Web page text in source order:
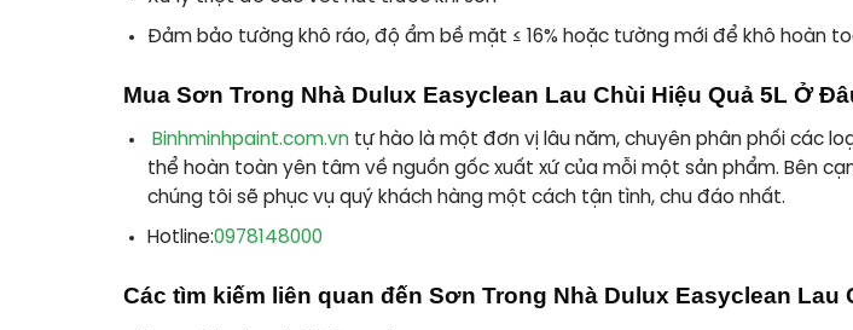
Đảm bảo tường khô ráo, độ ẩm bề mặt ≤ 16% hoặc tường mới để khô hoàn
Mua Sơn Trong Nhà Dulux Easyclean Lau Chùi Hiệu Quả 5L Ở
Binhminhpaint.com.vn tự hào là một đơn vị lâu năm, chuyên phân phối các
thể hoàn toàn yên tâm về nguồn gốc xuất xứ của mỗi một sản phẩm. Bên
chúng tôi sẽ phục vụ quý khách hàng một cách tận tình, chu đáo nhất.
Hotline:0978148000
Các tìm kiếm liên quan đến Sơn Trong Nhà Dulux Easyclean Lau